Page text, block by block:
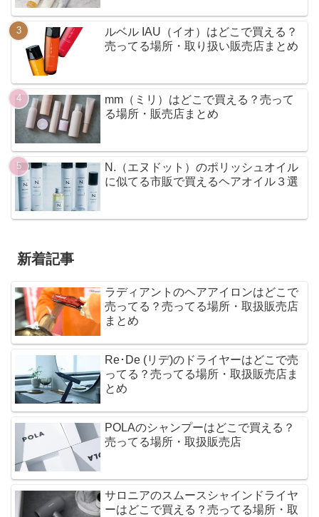
ルベル IAU（イオ）はどこで買える？
売ってる場所・取り扱い販売店まとめ
mm（ミリ）はどこで買える？売って
る場所・販売店まとめ
N.（エヌドット）のポリッシュオイル
に似てる市販で買えるヘアオイル３選
新着記事
ラディアントのヘアアイロンはどこで
売ってる？売ってる場所・取扱販売店
まとめ
Re･De (リデ)のドライヤーはどこで売
ってる？売ってる場所・取扱販売店ま
とめ
POLAのシャンプーはどこで買える？
売ってる場所・取扱販売店
サロニアのスムースシャインドライヤ
ーはどこで買える？売ってる場所・取